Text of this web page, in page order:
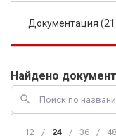
Документация
Найдено
search
12 / 24 / 36 / 48